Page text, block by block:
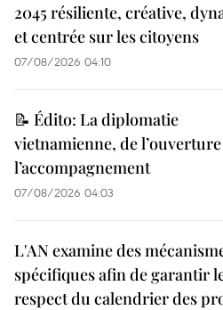
2045 résiliente, créative,
et centrée sur les citoyens
07/08/2026 04:10
📝 Édito: La diplomatie
vietnamienne, de
l’accompagnement
07/08/2026 04:03
L'AN examine des
spécifiques afin de garantir
respect du calendrier des